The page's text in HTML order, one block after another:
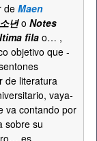
de Maen
년o Notes
fila o… ,
objetivo que -
de literatura
vaya-
va contando por
sobre su
es